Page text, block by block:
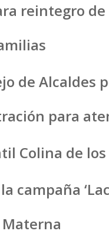
reintegro
de Alcaldes
para
Colina de los
campaña